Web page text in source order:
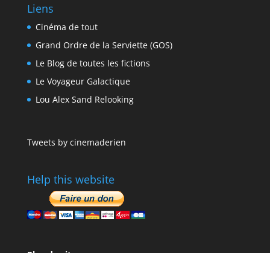
Liens
Cinéma de tout
Grand Ordre de la Serviette (GOS)
Le Blog de toutes les fictions
Le Voyageur Galactique
Lou Alex Sand Relooking
Tweets by cinemaderien
Help this website